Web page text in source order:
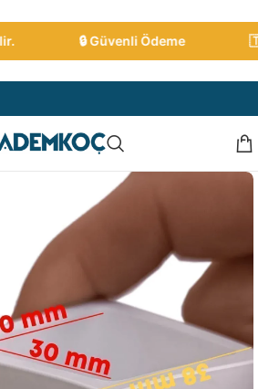
🔒 Güvenli Ödeme